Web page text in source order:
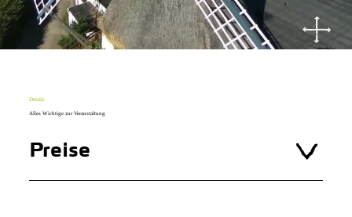
Details
Alles Wichtige zur Veranstaltung
Preise